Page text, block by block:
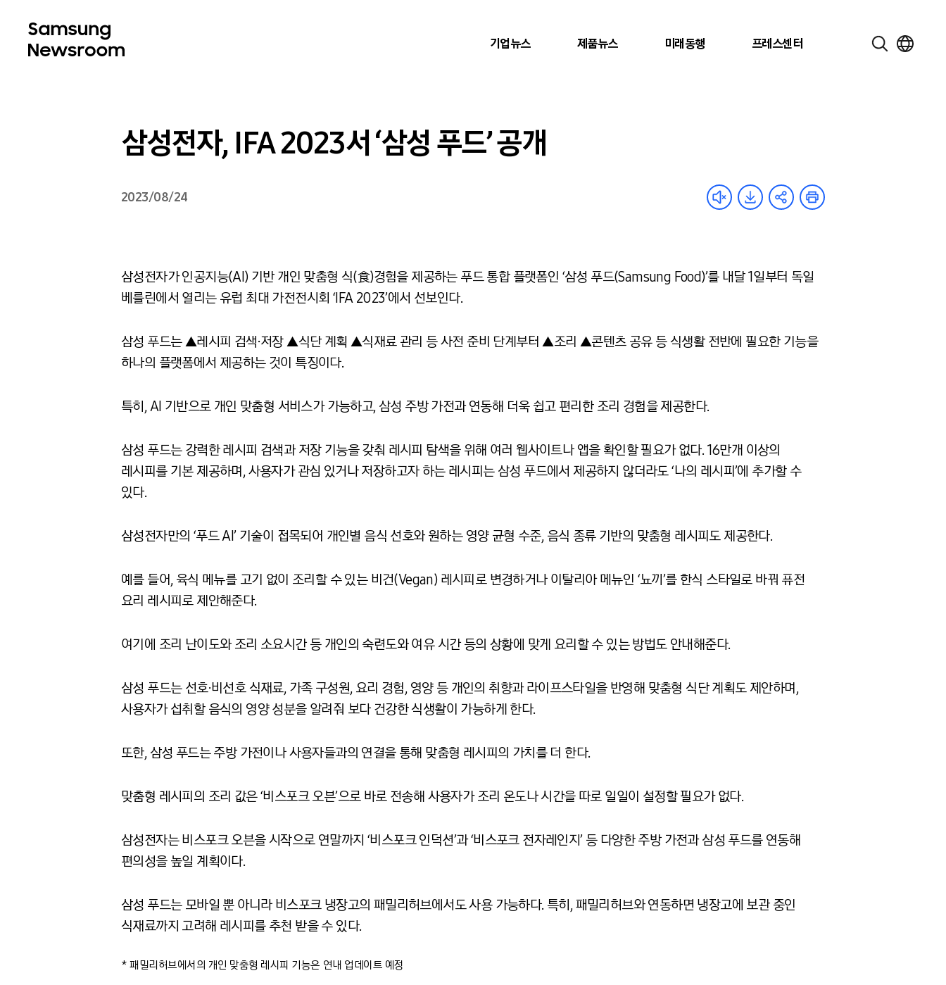
기업뉴스 제품뉴스 미래동행 프레스센터
삼성전자, IFA 2023서 ‘삼성 푸드’ 공개
2023/08/24
삼성전자가 인공지능(AI) 기반 개인 맞춤형 식(食)경험을 제공하는 푸드 통합 플랫폼인 ‘삼성 푸드(Samsung Food)’를 내달1일부터 독일
베를린에서 열리는 유럽 최대 가전전시회 ‘IFA 2023’에서 선보인다.
삼성 푸드는 ▲레시피 검색∙저장 ▲식단 계획 ▲식재료 관리 등 사전 준비 단계부터 ▲조리 ▲콘텐츠 공유 등 식생활 전반에 필요한 기능을
하나의 플랫폼에서 제공하는 것이 특징이다.
특히, AI 기반으로 개인 맞춤형 서비스가 가능하고, 삼성 주방 가전과 연동해 더욱 쉽고 편리한 조리 경험을 제공한다.
삼성 푸드는 강력한 레시피 검색과 저장 기능을 갖춰 레시피 탐색을 위해 여러 웹사이트나 앱을 확인할 필요가 없다. 16만개 이상의
레시피를 기본 제공하며,사용자가 관심 있거나 저장하고자 하는 레시피는 삼성 푸드에서 제공하지 않더라도‘나의 레시피’에 추가할 수
있다.
삼성전자만의 ‘푸드AI’ 기술이 접목되어 개인별 음식 선호와 원하는 영양 균형 수준, 음식 종류 기반의 맞춤형 레시피도 제공한다.
예를 들어, 육식 메뉴를 고기 없이 조리할 수 있는 비건(Vegan) 레시피로 변경하거나 이탈리아 메뉴인 ‘뇨끼’를 한식 스타일로 바꿔 퓨전
요리 레시피로 제안해준다.
여기에 조리 난이도와 조리 소요시간 등 개인의 숙련도와 여유 시간 등의 상황에 맞게 요리할 수 있는 방법도 안내해준다.
삼성 푸드는 선호∙비선호 식재료, 가족 구성원, 요리 경험, 영양 등 개인의 취향과 라이프스타일을 반영해 맞춤형 식단 계획도 제안하며,
사용자가 섭취할 음식의 영양 성분을 알려줘 보다 건강한 식생활이 가능하게 한다.
또한, 삼성 푸드는 주방 가전이나 사용자들과의 연결을 통해 맞춤형 레시피의 가치를 더 한다.
맞춤형 레시피의 조리 값은‘비스포크 오븐’으로 바로 전송해 사용자가 조리 온도나 시간을 따로 일일이 설정할 필요가 없다.
삼성전자는 비스포크 오븐을 시작으로 연말까지 ‘비스포크 인덕션’과‘비스포크 전자레인지’ 등 다양한 주방 가전과 삼성 푸드를 연동해
편의성을 높일 계획이다.
삼성 푸드는 모바일 뿐 아니라 비스포크 냉장고의 패밀리허브에서도 사용 가능하다. 특히,패밀리허브와 연동하면 냉장고에 보관 중인
식재료까지 고려해 레시피를 추천 받을 수 있다.
* 패밀리허브에서의 개인 맞춤형 레시피 기능은 연내 업데이트 예정